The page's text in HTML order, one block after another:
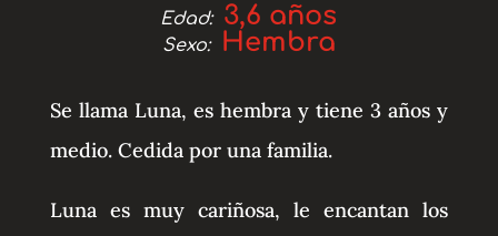
Edad: 3,6 años
Sexo: Hembra
Se llama Luna, es hembra y tiene 3 años y
medio. Cedida por una familia.
Luna es muy cariñosa, le encantan los